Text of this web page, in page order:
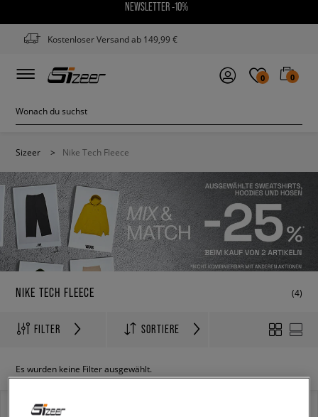
NEWSLETTER -10%
Kostenloser Versand ab 149,99 €
0 0
Sizeer > Nike Tech Fleece
NIKE TECH FLEECE (4)
FILTER SORTIERE
Es wurden keine Filter ausgewählt.